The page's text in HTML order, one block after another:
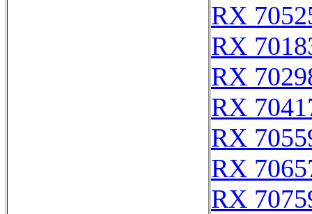
RX
RX
RX
RX
RX
RX
RX